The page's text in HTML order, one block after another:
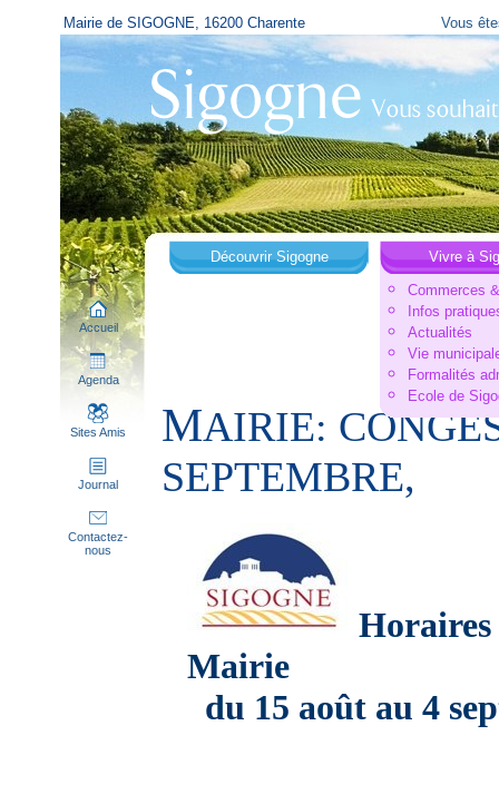
Mairie de SIGOGNE, 16200 Charente Vous
Accueil
Agenda
Sites Amis
Journal
Contactez-
nous
Découvrir Sigogne
Vivre à
Commerces
Infos
Actualités
Vie
Formalités
Ecole de
MAIRIE:
SEPTEMBRE,
Mairie
du 15 août au 4